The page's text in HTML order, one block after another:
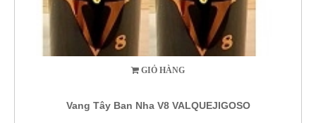
GIỎ HÀNG
Vang Tây Ban Nha V8 VALQUEJIGOSO